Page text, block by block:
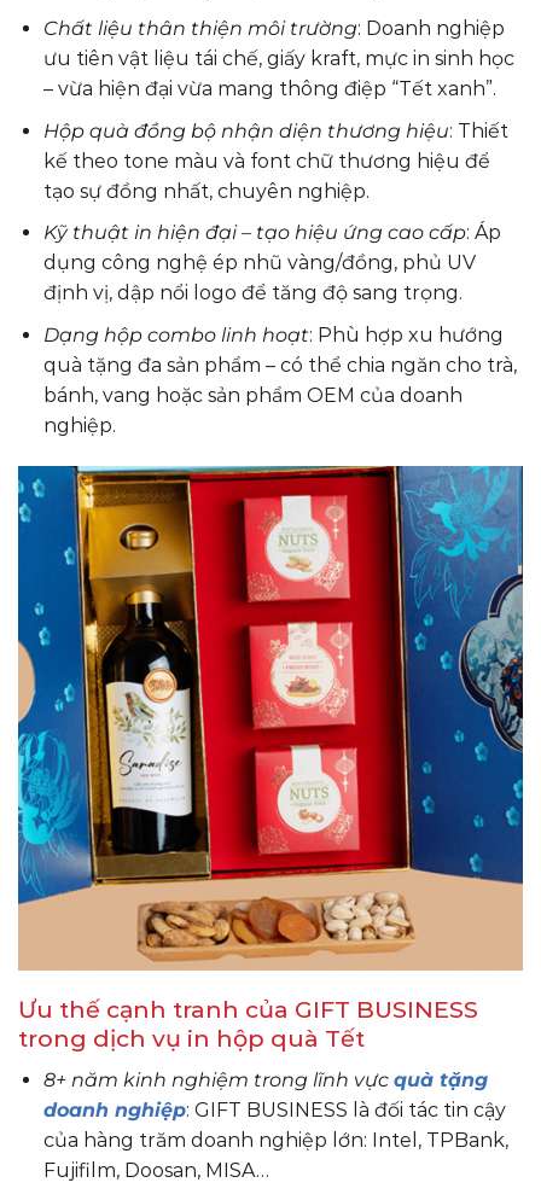
Chất liệu thân thiện môi trường: Doanh nghiệp
ưu tiên vật liệu tái chế, giấy kraft, mực in sinh học
– vừa hiện đại vừa mang thông điệp “Tết xanh”.
Hộp quà đồng bộ nhận diện thương hiệu: Thiết
kế theo tone màu và font chữ thương hiệu để
tạo sự đồng nhất, chuyên nghiệp.
Kỹ thuật in hiện đại – tạo hiệu ứng cao cấp: Áp
dụng công nghệ ép nhũ vàng/đồng, phủ UV
định vị, dập nổi logo để tăng độ sang trọng.
Dạng hộp combo linh hoạt: Phù hợp xu hướng
quà tặng đa sản phẩm – có thể chia ngăn cho trà,
bánh, vang hoặc sản phẩm OEM của doanh
nghiệp.
Ưu thế cạnh tranh của GIFT BUSINESS
trong dịch vụ in hộp quà Tết
8+ năm kinh nghiệm trong lĩnh vực quà tặng
doanh nghiệp: GIFT BUSINESS là đối tác tin cậy
của hàng trăm doanh nghiệp lớn: Intel, TPBank,
Fujifilm, Doosan, MISA…